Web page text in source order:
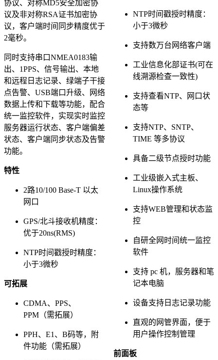
协议、对称MD5安全加密协
议及非对称RSA证书加密协
议，客户端时间同步精度优于
2毫秒。
同时支持串口NMEA0183输
出、1PPS、信号输出、本地
和远程日志记录、绿端子干接
点告警、USB端口升级、网络
数据上传和下载等功能，配合
统一监控软件，实现实时监控
服务器运行状态、客户端偏差
状态、客户端同步状态及告警
功能。
特性
2路10/100 Base-T 以太
网口
GPS/北斗接收机精度：
优于20ns(RMS)
NTP时间戳授时精度：
小于3微秒
可拓展
CDMA、PPS、
PPM（需拓展）
PPH、E1、B码等，附
件功能（需拓展）
NTP时间戳授时精度：
小于3微秒
支持数万台网络客户端
工业信息化部证书(可在
线溯源检查一致性)
支持查看NTP、网口状
态等
支持NTP、SNTP、
TIME 等多协议
具备二级节点授时功能
工业级嵌入式主板、
Linux操作系统
支持WEB管理和状态监
控
自研全网时间统一监控
软件
支持 pc 机，服务器和笔
记本电脑
设备支持日志记录功能
直观的网管界面，便于
用户操作控制管理
前面板